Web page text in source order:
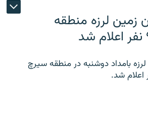
لرزه منطقه
بامداد دوشنبه در منطقه سیرچ